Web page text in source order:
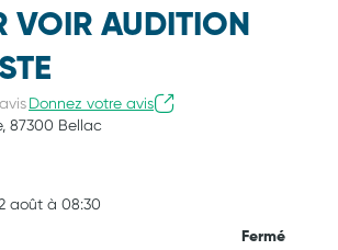
VOIR AUDITION
Donnez votre avis
87300 Bellac
août à 08:30
Fermé